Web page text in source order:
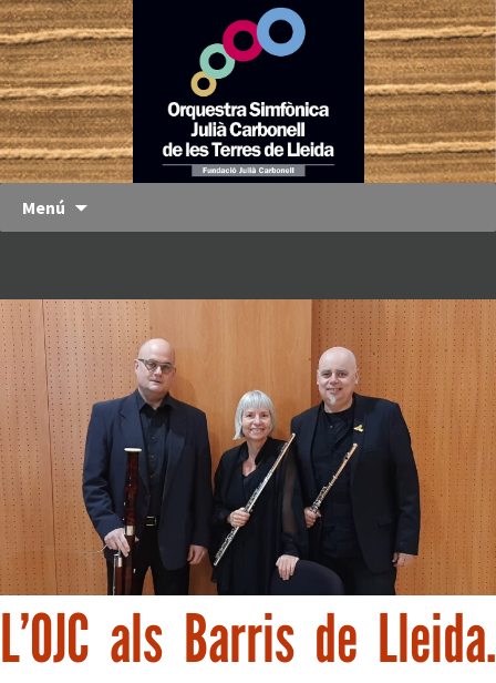
OJC
Orquestra
Simfònica
Julià
Carbonell
de les
Terres de
Lleida
Menú
L’OJC als Barris de Lleida.